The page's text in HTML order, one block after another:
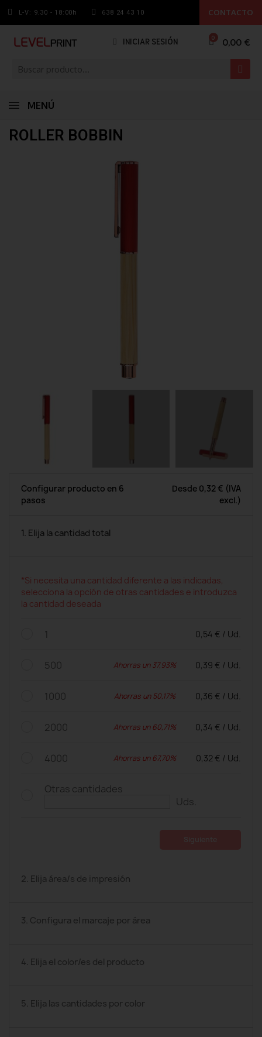
L-V: 9.30 - 18:00h 638 24 43 10 CONTACTO
INICIAR SESIÓN 0,00 €
MENÚ
ROLLER BOBBIN
Configurar producto en 6
pasos
Desde 0,32 € (IVA
excl.)
1. Elija la cantidad total
*Si necesita una cantidad diferente a las indicadas,
selecciona la opción de otras cantidades e introduzca
la cantidad deseada
1 0,54 € / Ud.
500 Ahorras un 37,93% 0,39 € / Ud.
1000 Ahorras un 50,17% 0,36 € / Ud.
2000 Ahorras un 60,71% 0,34 € / Ud.
4000 Ahorras un 67,70% 0,32 € / Ud.
Otras cantidades
Uds.
2. Elija área/s de impresión
3. Configura el marcaje por área
4. Elija el color/es del producto
5. Elija las cantidades por color